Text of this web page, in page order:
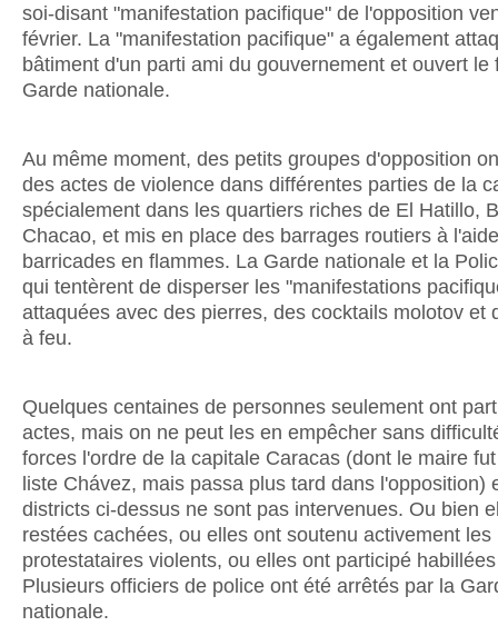
soi-disant "manifestation pacifique" de l'opposition
février. La "manifestation pacifique" a également
bâtiment d'un parti ami du gouvernement et ouvert le
Garde nationale.
Au même moment, des petits groupes d'opposition
des actes de violence dans différentes parties de la
spécialement dans les quartiers riches de El Hatillo,
Chacao, et mis en place des barrages routiers à
barricades en flammes. La Garde nationale et la
qui tentèrent de disperser les "manifestations
attaquées avec des pierres, des cocktails molotov et
à feu.
Quelques centaines de personnes seulement ont
actes, mais on ne peut les en empêcher sans
forces l'ordre de la capitale Caracas (dont le maire
liste Chávez, mais passa plus tard dans l'opposition)
districts ci-dessus ne sont pas intervenues. Ou bien
restées cachées, ou elles ont soutenu activement les
protestataires violents, ou elles ont participé
Plusieurs officiers de police ont été arrêtés par la
nationale.